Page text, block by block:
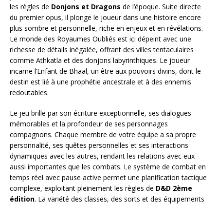
les règles de Donjons et Dragons de l’époque. Suite directe
du premier opus, il plonge le joueur dans une histoire encore
plus sombre et personnelle, riche en enjeux et en révélations.
Le monde des Royaumes Oubliés est ici dépeint avec une
richesse de détails inégalée, offrant des villes tentaculaires
comme Athkatla et des donjons labyrinthiques. Le joueur
incarne l’Enfant de Bhaal, un être aux pouvoirs divins, dont le
destin est lié à une prophétie ancestrale et à des ennemis
redoutables.
Le jeu brille par son écriture exceptionnelle, ses dialogues
mémorables et la profondeur de ses personnages
compagnons. Chaque membre de votre équipe a sa propre
personnalité, ses quêtes personnelles et ses interactions
dynamiques avec les autres, rendant les relations avec eux
aussi importantes que les combats. Le système de combat en
temps réel avec pause active permet une planification tactique
complexe, exploitant pleinement les règles de D&D 2ème
édition. La variété des classes, des sorts et des équipements